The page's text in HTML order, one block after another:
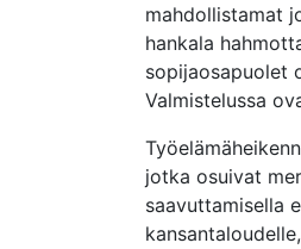
mahdollistamat
hankala
sopijaosapuolet
Valmistelussa
jotka osuivat
saavuttamisella